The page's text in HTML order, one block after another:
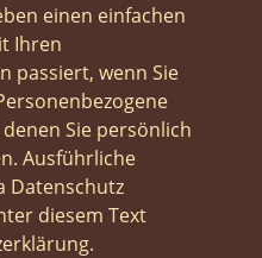
einen einfachen
Ihren
passiert, wenn Sie
Sie persönlich
Ausführliche
Datenschutz
diesem Text